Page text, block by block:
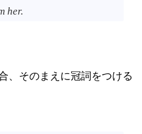
her.
、そのまえに冠詞をつける